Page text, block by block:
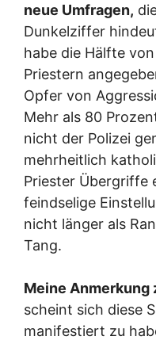
neue Umfragen,
Dunkelziffer
habe die Hälfte
Priestern
Opfer von
Mehr als 80
nicht der Polizei
mehrheitlich
Priester Übergriffe
feindselige
nicht länger als
Tang.
Meine Anmerkung
scheint sich diese
manifestiert zu